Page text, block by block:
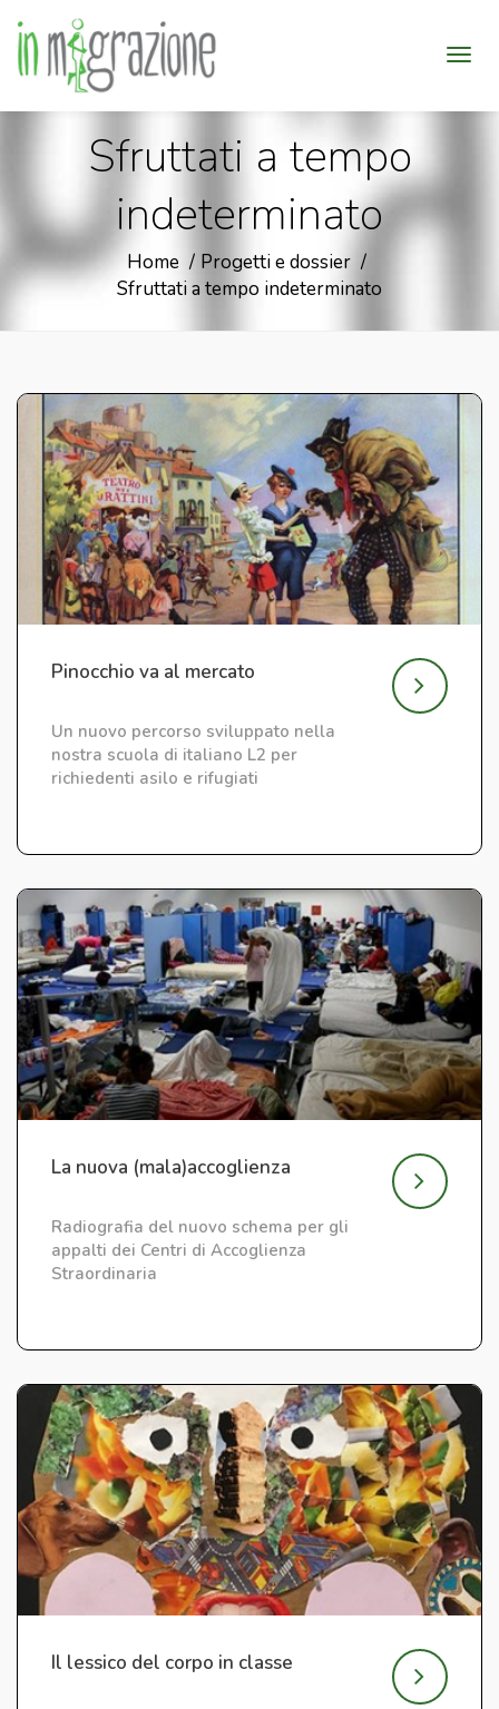
Sfruttati a tempo
indeterminato
Home
Progetti e dossier
Sfruttati a tempo indeterminato
Pinocchio va al mercato
Un nuovo percorso sviluppato nella
nostra scuola di italiano L2 per
richiedenti asilo e rifugiati
La nuova (mala)accoglienza
Radiografia del nuovo schema per gli
appalti dei Centri di Accoglienza
Straordinaria
Il lessico del corpo in classe